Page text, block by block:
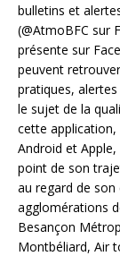
bulletins et
(@AtmoBFC sur
présente sur
peuvent
pratiques,
le sujet de la
cette
Android et
point de son
au regard de
agglomérations
Besançon
Montbéliard, Air